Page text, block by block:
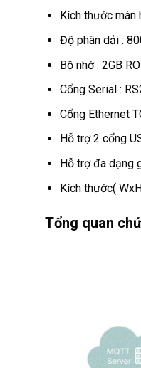
Kích thước màn
Độ phân dải :
Bộ nhớ : 2GB
Cổng Serial :
Cổng Ethernet
Hỗ trợ 2 cổng
Hỗ trợ đa dạng
Kích thước(
Tổng quan